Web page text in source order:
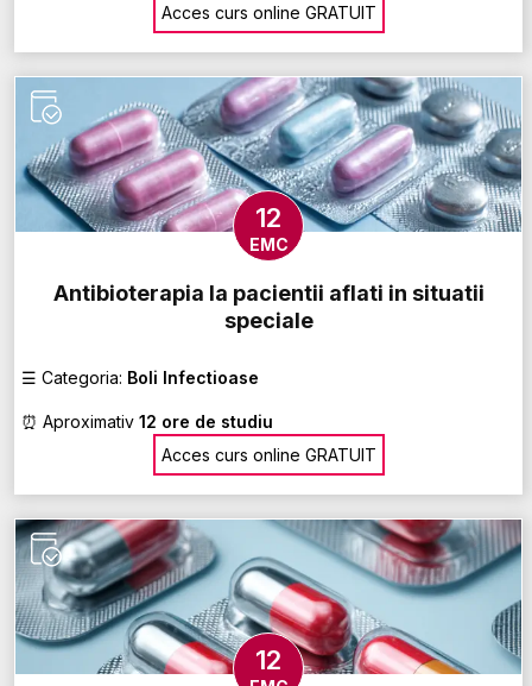
Acces curs online GRATUIT
12
EMC
Antibioterapia la pacientii aflati in situatii
speciale
☰ Categoria: Boli Infectioase
⏰ Aproximativ 12 ore de studiu
Acces curs online GRATUIT
12